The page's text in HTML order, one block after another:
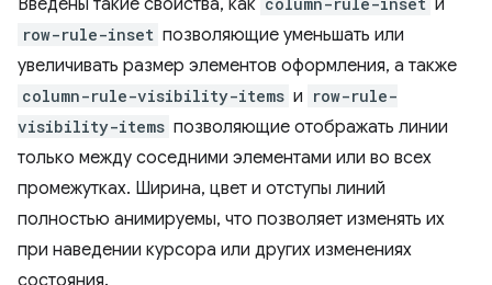
Введены такие свойства, как и
row-rule-inset позволяющие уменьшать или
увеличивать размер элементов оформления, а также
column-rule-visibility-items и row-rule-
visibility-items позволяющие отображать линии
только между соседними элементами или во всех
промежутках. Ширина, цвет и отступы линий
полностью анимируемы, что позволяет изменять их
при наведении курсора или других изменениях
состояния.